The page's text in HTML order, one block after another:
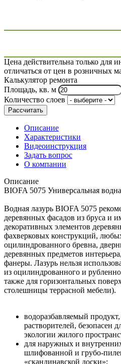
Цена действительна только для
отличаться от цен в розничных
Калькулятор ремонта
Площадь, кв. м
Количество слоев
Рассчитать
Описание
Характеристики
Видеоинструкция
Задать вопрос
О компании
Описание
BIOFA 5075 Универсальная
Водная лазурь ВIOFA 5075
деревянных фасадов из бруса и
декоративных элементов
фахверковых конструкций,
оцилиндрованного бревна,
деревянных предметов
фанеры. Лазурь нельзя
из оцилиндрованного и
также для горизонтальных
столешницы террасной мебели).
водоразбавляемый
растворителей, безопасен
экологии жилого
для наружных и
шлифованной и грубо-
«скандинавской доски»;